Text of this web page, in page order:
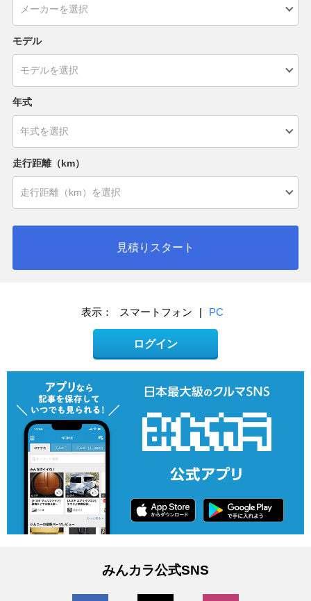
モデル
年式
走行距離（km）
見積りスタート
表示： スマートフォン | PC
ログイン
みんカラ公式SNS